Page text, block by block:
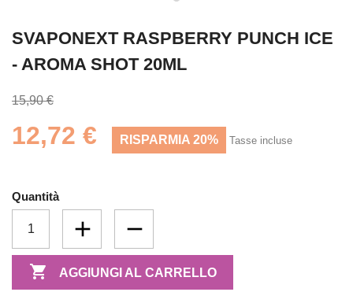
SVAPONEXT RASPBERRY PUNCH ICE
- AROMA SHOT 20ML
15,90 €
12,72 € RISPARMIA 20% Tasse incluse
Quantità
 AGGIUNGI AL CARRELLO